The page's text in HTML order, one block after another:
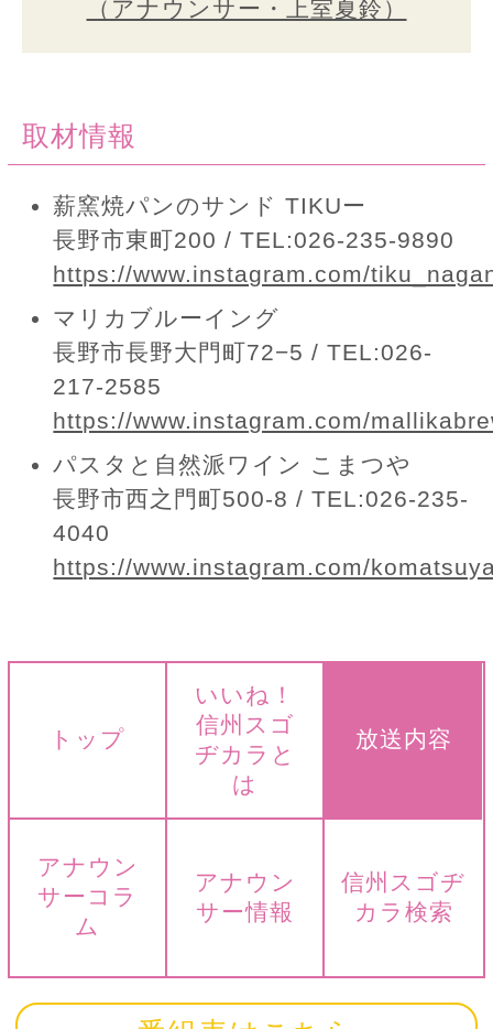
（アナウンサー・上室夏鈴）
取材情報
薪窯焼パンのサンド TIKUー
長野市東町200 / TEL:026-235-9890
https://www.instagram.com/
マリカブルーイング
長野市長野大門町72−5 / TEL:026-
217-2585
https://www.instagram.com/
パスタと自然派ワイン こまつや
長野市西之門町500-8 / TEL:026-235-
4040
https://www.instagram.com/
トップ
いいね！
信州スゴ
ヂカラと
は
放送内容
アナウン
サーコラ
ム
アナウン
サー情報
信州スゴヂ
カラ検索